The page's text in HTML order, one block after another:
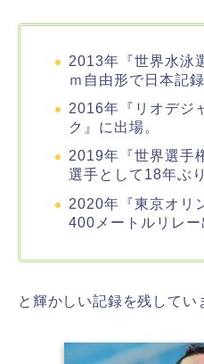
2013年『世界水泳
ｍ自由形で日本記録
2016年『リオデジ
ク』に出場。
2019年『世界選手
選手として18年ぶ
2020年『東京オリ
400メートルリレー
と輝かしい記録を残してい